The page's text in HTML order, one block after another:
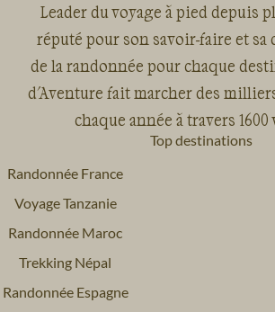
Leader du voyage à pied depuis
réputé pour son savoir-faire et sa
de la randonnée pour chaque
d'Aventure fait marcher des
chaque année à travers 1600
Top destinations
Randonnée France
Voyage Tanzanie
Randonnée Maroc
Trekking Népal
Randonnée Espagne